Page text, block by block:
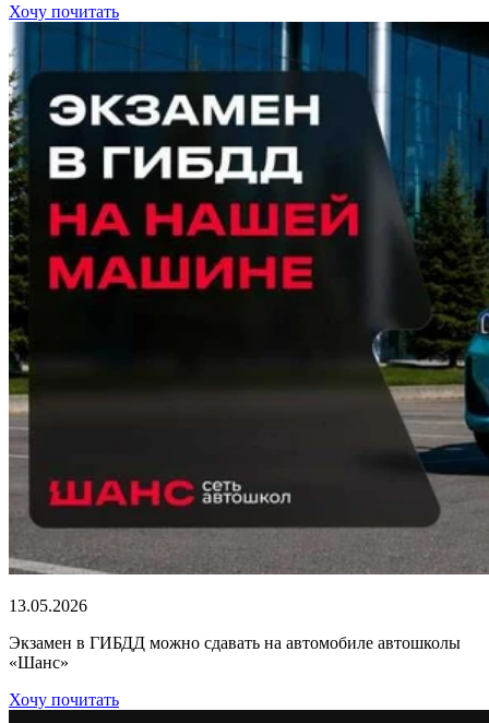
Хочу почитать
13.05.2026
Экзамен в ГИБДД можно сдавать на автомобиле автошколы
«Шанс»
Хочу почитать